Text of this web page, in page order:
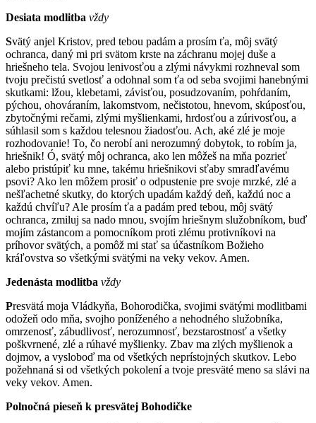
Desiata modlitba vždy
Svätý anjel Kristov, pred tebou padám a prosím ťa, môj svätý
ochranca, daný mi pri svätom krste na záchranu mojej duše a
hriešneho tela. Svojou lenivosťou a zlými návykmi rozhneval som
tvoju prečistú svetlosť a odohnal som ťa od seba svojimi hanebnými
skutkami: lžou, klebetami, závisťou, posudzovaním, pohŕdaním,
pýchou, ohováraním, lakomstvom, nečistotou, hnevom, skúposťou,
zbytočnými rečami, zlými myšlienkami, hrdosťou a zúrivosťou, a
súhlasil som s každou telesnou žiadosťou. Ach, aké zlé je moje
rozhodovanie! To, čo nerobí ani nerozumný dobytok, to robím ja,
hriešnik! Ó, svätý môj ochranca, ako len môžeš na mňa pozrieť
alebo pristúpiť ku mne, takému hriešnikovi sťaby smradľavému
psovi? Ako len môžem prosiť o odpustenie pre svoje mrzké, zlé a
nešľachetné skutky, do ktorých upadám každý deň, každú noc a
každú chvíľu? Ale prosím ťa a padám pred tebou, môj svätý
ochranca, zmiluj sa nado mnou, svojím hriešnym služobníkom, buď
mojím zástancom a pomocníkom proti zlému protivníkovi na
príhovor svätých, a pomôž mi stať sa účastníkom Božieho
kráľovstva so všetkými svätými na veky vekov. Amen.
Jedenásta modlitba vždy
Presvätá moja Vládkyňa, Bohorodička, svojimi svätými modlitbami
odožeň odo mňa, svojho poníženého a nehodného služobníka,
omrzenosť, zábudlivosť, nerozumnosť, bezstarostnosť a všetky
poškvrnené, zlé a rúhavé myšlienky. Zbav ma zlých myšlienok a
dojmov, a vysloboď ma od všetkých neprístojných skutkov. Lebo
požehnaná si od všetkých pokolení a tvoje presväté meno sa slávi na
veky vekov. Amen.
Polnočná pieseň k presvätej Bohodičke